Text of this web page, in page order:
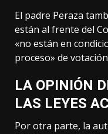
El padre Peraza
están al frente del
«no están en
proceso» de
LA OPINIÓN
LAS LEYES
Por otra parte, la